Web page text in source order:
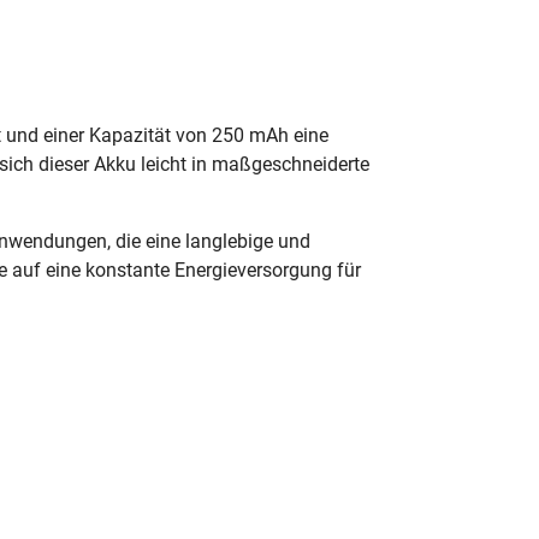
einer Kapazität von 250 mAh eine
dieser Akku leicht in maßgeschneiderte
die eine langlebige und
auf eine konstante Energieversorgung für